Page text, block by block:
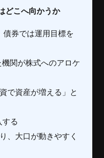
どこへ向かうか
券では運用目標を
関が株式へのアロケ
で資産が増える」と
する
、大口が動きやすく